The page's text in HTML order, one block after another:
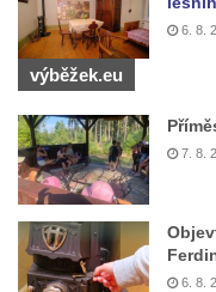
Pomník obětem
Pomník obětem
Hrob vojáků Rudé
Račicích
Hrob Jiřího
Hrob Antonína
Račicích
6. 8.
výběžek.eu
7. 8.
6. 8.